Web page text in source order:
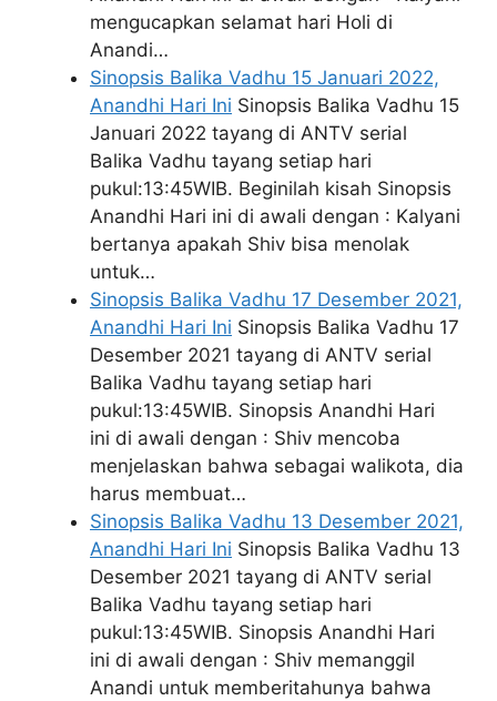
mengucapkan selamat hari Holi di
Anandi…
Sinopsis Balika Vadhu 15 Januari 2022,
Anandhi Hari Ini Sinopsis Balika Vadhu 15
Januari 2022 tayang di ANTV serial
Balika Vadhu tayang setiap hari
pukul:13:45WIB. Beginilah kisah Sinopsis
Anandhi Hari ini di awali dengan : Kalyani
bertanya apakah Shiv bisa menolak
untuk…
Sinopsis Balika Vadhu 17 Desember 2021,
Anandhi Hari Ini Sinopsis Balika Vadhu 17
Desember 2021 tayang di ANTV serial
Balika Vadhu tayang setiap hari
pukul:13:45WIB. Sinopsis Anandhi Hari
ini di awali dengan : Shiv mencoba
menjelaskan bahwa sebagai walikota, dia
harus membuat…
Sinopsis Balika Vadhu 13 Desember 2021,
Anandhi Hari Ini Sinopsis Balika Vadhu 13
Desember 2021 tayang di ANTV serial
Balika Vadhu tayang setiap hari
pukul:13:45WIB. Sinopsis Anandhi Hari
ini di awali dengan : Shiv memanggil
Anandi untuk memberitahunya bahwa